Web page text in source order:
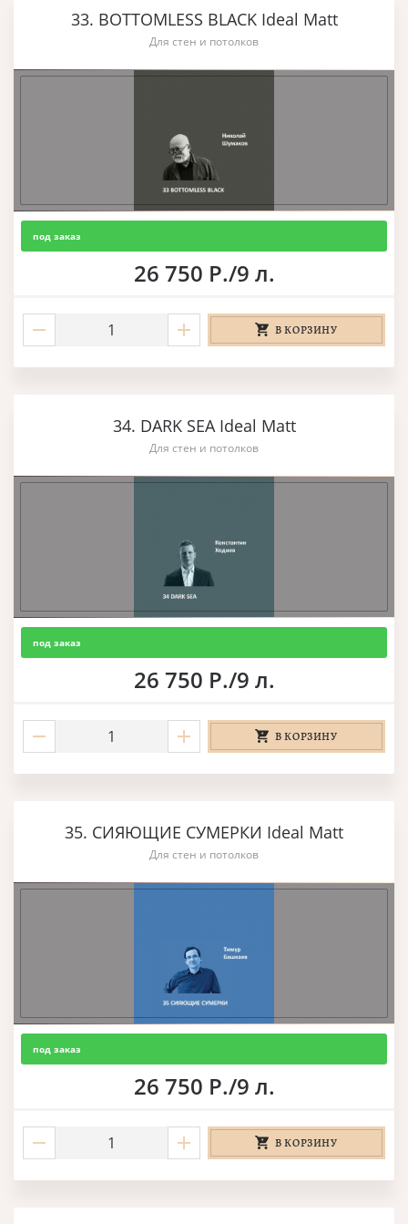
33. BOTTOMLESS BLACK Ideal Matt
Для стен и потолков
под заказ
26 750 Р./9 л.
В КОРЗИНУ
34. DARK SEA Ideal Matt
Для стен и потолков
под заказ
26 750 Р./9 л.
В КОРЗИНУ
35. СИЯЮЩИЕ СУМЕРКИ Ideal Matt
Для стен и потолков
под заказ
26 750 Р./9 л.
В КОРЗИНУ